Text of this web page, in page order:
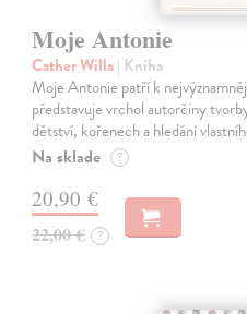
Moje Antonie
Cather Willa| Kniha
Moje Antonie patří k
představuje vrchol autorčiny
dětství, kořenech a hledání
Na sklade ?
20,90 €
22,00 € ?